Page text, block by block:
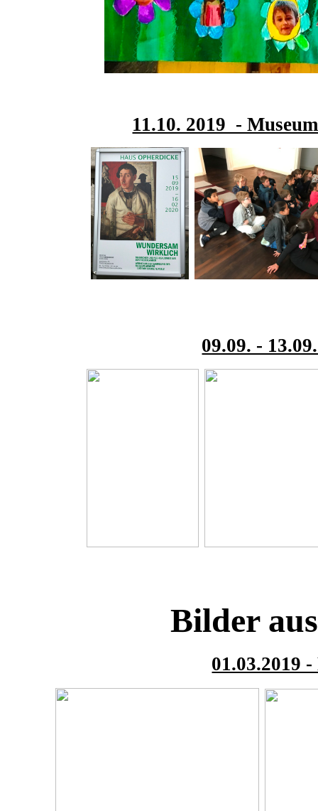
11.10. 2019 -
09.09. -
Bilder
01.03.2019